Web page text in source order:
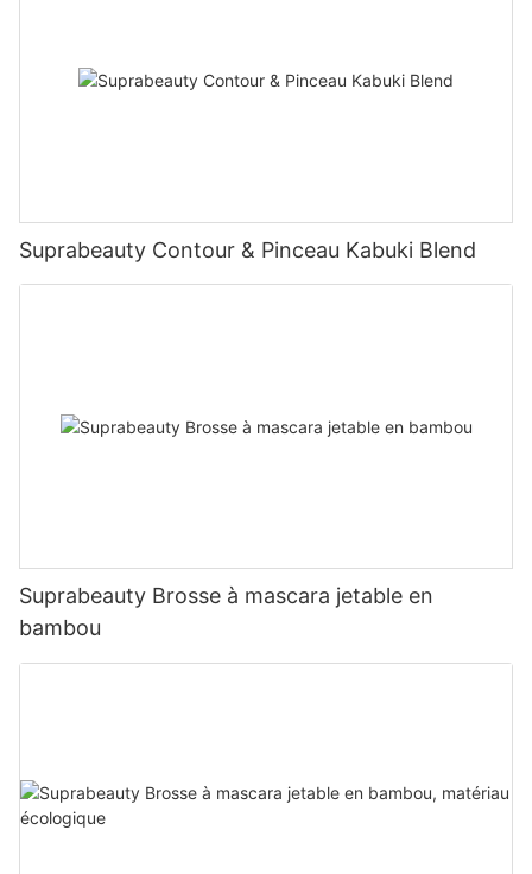
Suprabeauty Contour & Pinceau Kabuki Blend
Suprabeauty Brosse à mascara jetable en
bambou